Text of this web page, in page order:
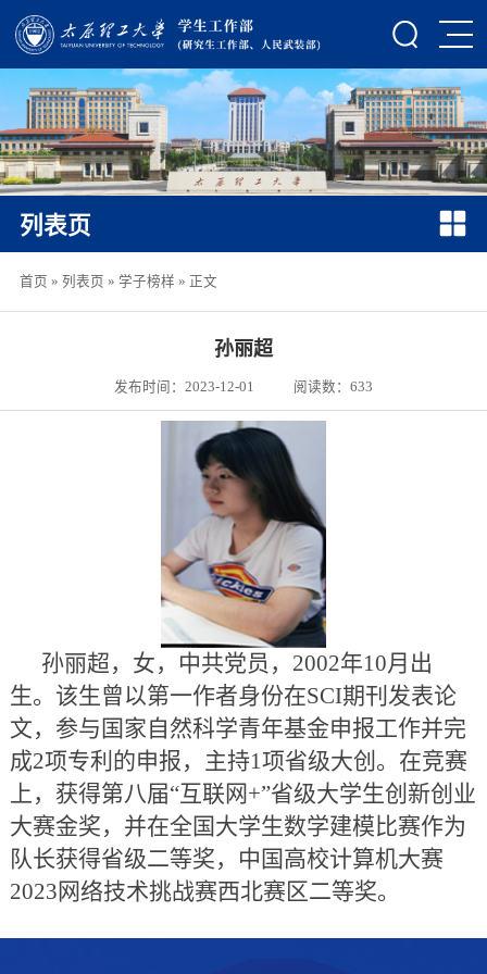
列表页
首页 » 列表页 » 学子榜样 » 正文
孙丽超
发布时间：2023-12-01 阅读数： 633
孙丽超，女，中共党员， 2002年10月出
生。该生曾以第一作者身份在SCI期刊发表论
文，参与国家自然科学青年基金申报工作并完
成2项专利的申报，主持1项省级大创。在竞赛
上，获得第八届“互联网+”省级大学生创新创业
大赛金奖，并在全国大学生数学建模比赛作为
队长获得省级二等奖，中国高校计算机大赛
2023网络技术挑战赛西北赛区二等奖。